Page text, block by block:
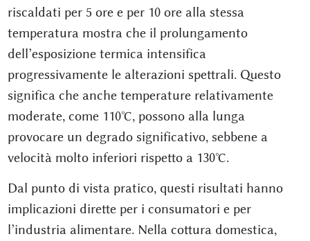
riscaldati per 5 ore e per 10 ore alla stessa
temperatura mostra che il prolungamento
dell’esposizione termica intensifica
progressivamente le alterazioni spettrali. Questo
significa che anche temperature relativamente
moderate, come 110°C, possono alla lunga
provocare un degrado significativo, sebbene a
velocità molto inferiori rispetto a 130°C.
Dal punto di vista pratico, questi risultati hanno
implicazioni dirette per i consumatori e per
l’industria alimentare. Nella cottura domestica,